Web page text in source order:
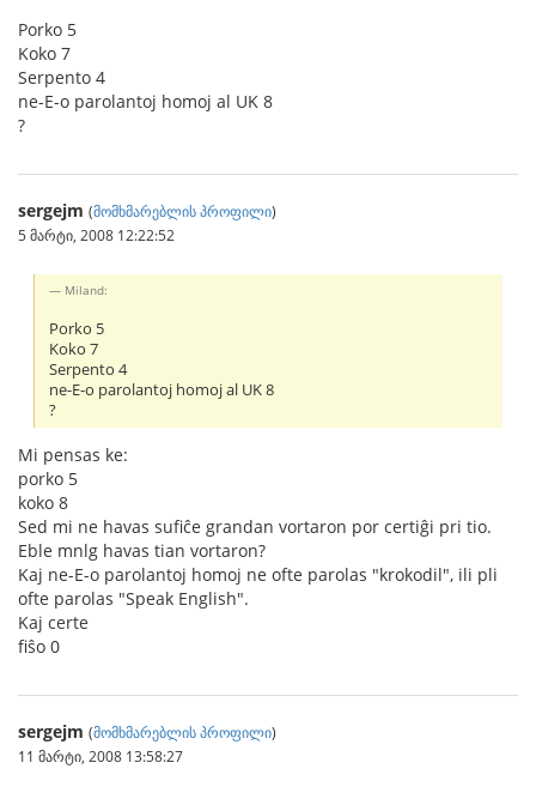
Porko 5
Koko 7
Serpento 4
ne-E-o parolantoj homoj al UK 8
?
sergejm (მომხმარებლის პროფილი)
5 მარტი, 2008 12:22:52
Miland:
Porko 5
Koko 7
Serpento 4
ne-E-o parolantoj homoj al UK 8
?
Mi pensas ke:
porko 5
koko 8
Sed mi ne havas sufiĉe grandan vortaron por certiĝi pri tio.
Eble mnlg havas tian vortaron?
Kaj ne-E-o parolantoj homoj ne ofte parolas "krokodil", ili pli
ofte parolas "Speak English".
Kaj certe
fiŝo 0
sergejm (მომხმარებლის პროფილი)
11 მარტი, 2008 13:58:27